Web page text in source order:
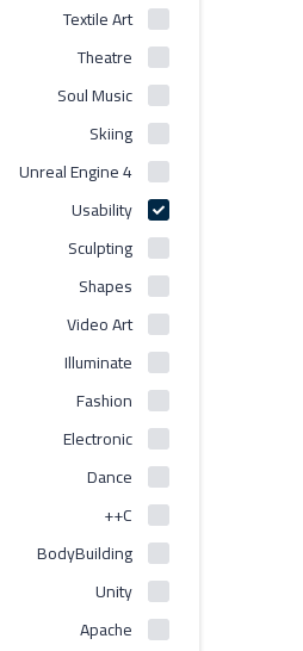
Textile Art
Theatre
Soul Music
Skiing
Unreal Engine 4
Usability
Sculpting
Shapes
Video Art
Illuminate
Fashion
Electronic
Dance
C++
BodyBuilding
Unity
Apache